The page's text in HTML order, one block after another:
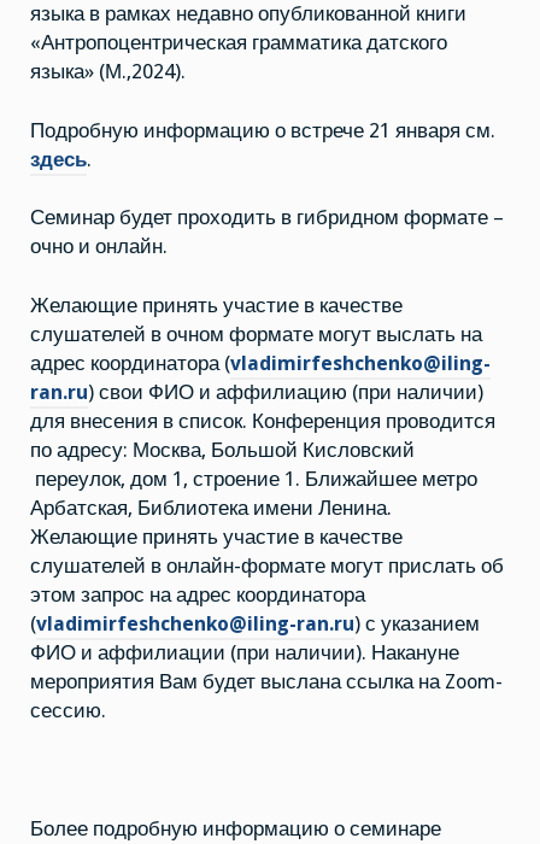
языка в рамках недавно опубликованной книги
«Антропоцентрическая грамматика датского
языка» (М.,2024).
Подробную информацию о встрече 21 января см.
здесь.
Семинар будет проходить в гибридном формате –
очно и онлайн.
Желающие принять участие в качестве
слушателей в очном формате могут выслать на
адрес координатора (vladimirfeshchenko@iling-
ran.ru) свои ФИО и аффилиацию (при наличии)
для внесения в список. Конференция проводится
по адресу: Москва, Большой Кисловский
переулок, дом 1, строение 1. Ближайшее метро
Арбатская, Библиотека имени Ленина.
Желающие принять участие в качестве
слушателей в онлайн-формате могут прислать об
этом запрос на адрес координатора
(vladimirfeshchenko@iling-ran.ru) с указанием
ФИО и аффилиации (при наличии). Накануне
мероприятия Вам будет выслана ссылка на Zoom-
сессию.
Более подробную информацию о семинаре